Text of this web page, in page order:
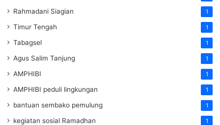
Rahmadani Siagian 1
Timur Tengah 1
Tabagsel 1
Agus Salim Tanjung 1
AMPHIBI 1
AMPHIBI peduli lingkungan 1
bantuan sembako pemulung 1
kegiatan sosial Ramadhan 1